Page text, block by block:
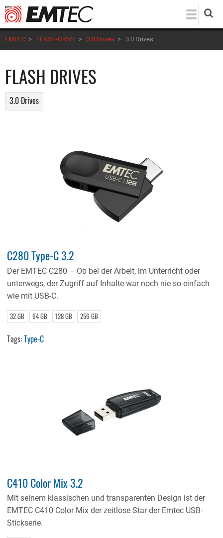
Direkt
zum
Inhalt
EMTEC > FLASH-DRIVE > 3.0 Drives > 3.0 Drives
FLASH DRIVES
3.0 Drives
C280 Type-C 3.2
Der EMTEC C280 – Ob bei der Arbeit, im Unterricht oder
unterwegs, der Zugriff auf Inhalte war noch nie so einfach
wie mit USB-C.
32 GB 64 GB 128 GB 256 GB
Tags:Type-C
C410 Color Mix 3.2
Mit seinem klassischen und transparenten Design ist der
EMTEC C410 Color Mix der zeitlose Star der Emtec USB-
Stickserie.